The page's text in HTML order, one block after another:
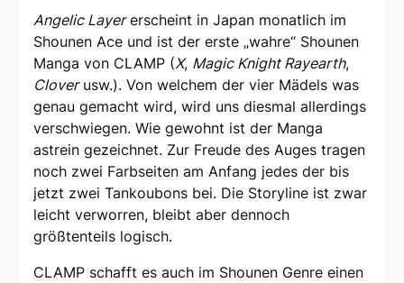
Angelic Layererscheint in Japan monatlich im
Shounen Ace und ist der erste „wahre“ Shounen
Manga von CLAMP (X, Magic Knight Rayearth,
Cloverusw.). Von welchem der vier Mädels was
genau gemacht wird, wird uns diesmal allerdings
verschwiegen. Wie gewohnt ist der Manga
astrein gezeichnet. Zur Freude des Auges tragen
noch zwei Farbseiten am Anfang jedes der bis
jetzt zwei Tankoubons bei. Die Storyline ist zwar
leicht verworren, bleibt aber dennoch
größtenteils logisch.
CLAMP schafft es auch im Shounen Genre einen